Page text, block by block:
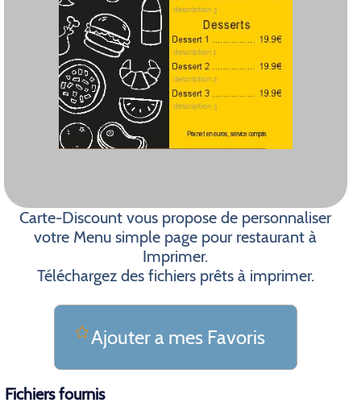
Carte-Discount vous propose de personnaliser
votre Menu simple page pour restaurant à
Imprimer.
Téléchargez des fichiers prêts à imprimer.
Ajouter a mes Favoris
Fichiers fournis